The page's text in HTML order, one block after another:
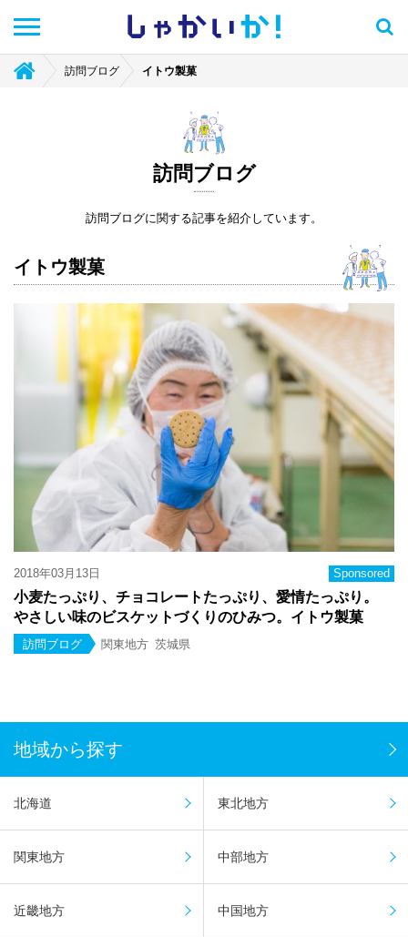
しゃかい か！
訪問ブログ イトウ製菓
訪問ブログ
訪問ブログに関する記事を紹介しています。
イトウ製菓
2018年03月13日 Sponsored
小麦たっぷり、チョコレートたっぷり、愛情たっぷり。
やさしい味のビスケットづくりのひみつ。イトウ製菓
訪問ブログ 関東地方 茨城県
地域から探す
北海道 東北地方
関東地方 中部地方
近畿地方 中国地方